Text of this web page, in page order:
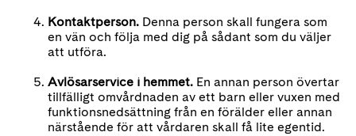
Kontaktperson. Denna person skall fungera som
en vän och följa med dig på sådant som du väljer
att utföra.
Avlösarservice i hemmet. En annan person övertar
tillfälligt omvårdnaden av ett barn eller vuxen med
funktionsnedsättning från en förälder eller annan
närstående för att vårdaren skall få lite egentid.